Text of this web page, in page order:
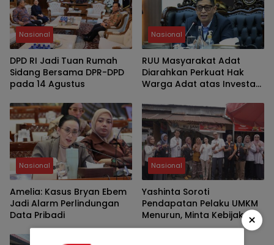
Nasional
DPD RI Jadi Tuan Rumah
Sidang Bersama DPR-DPD
pada 14 Agustus
Nasional
RUU Masyarakat Adat
Diarahkan Perkuat Hak
Warga Adat atas Investasi
Nasional
Amelia: Kasus Bryan Ebem
Jadi Alarm Perlindungan
Data Pribadi
Nasional
Yashinta Soroti
Pendapatan Pelaku UMKM
Menurun, Minta Kebijakan
Lebih Tepat Sasaran
×